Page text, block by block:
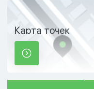
Карта точек